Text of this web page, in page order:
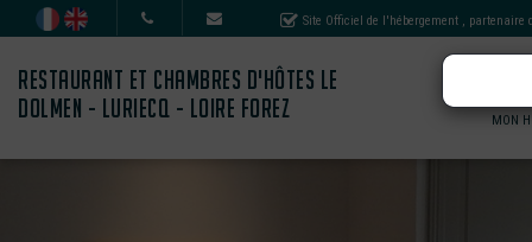
Site Officiel de l'hébergement , partenaire
RESTAURANT ET CHAMBRES D'HÔTES LE
DOLMEN - LURIECQ - LOIRE FOREZ
MON